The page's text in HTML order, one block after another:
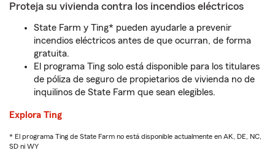
Proteja su vivienda contra los incendios eléctricos
State Farm y Ting* pueden ayudarle a prevenir
incendios eléctricos antes de que ocurran, de forma
gratuita.
El programa Ting solo está disponible para los titulares
de póliza de seguro de propietarios de vivienda no de
inquilinos de State Farm que sean elegibles.
Explora Ting
* El programa Ting de State Farm no está disponible actualmente en AK, DE, NC,
SD ni WY